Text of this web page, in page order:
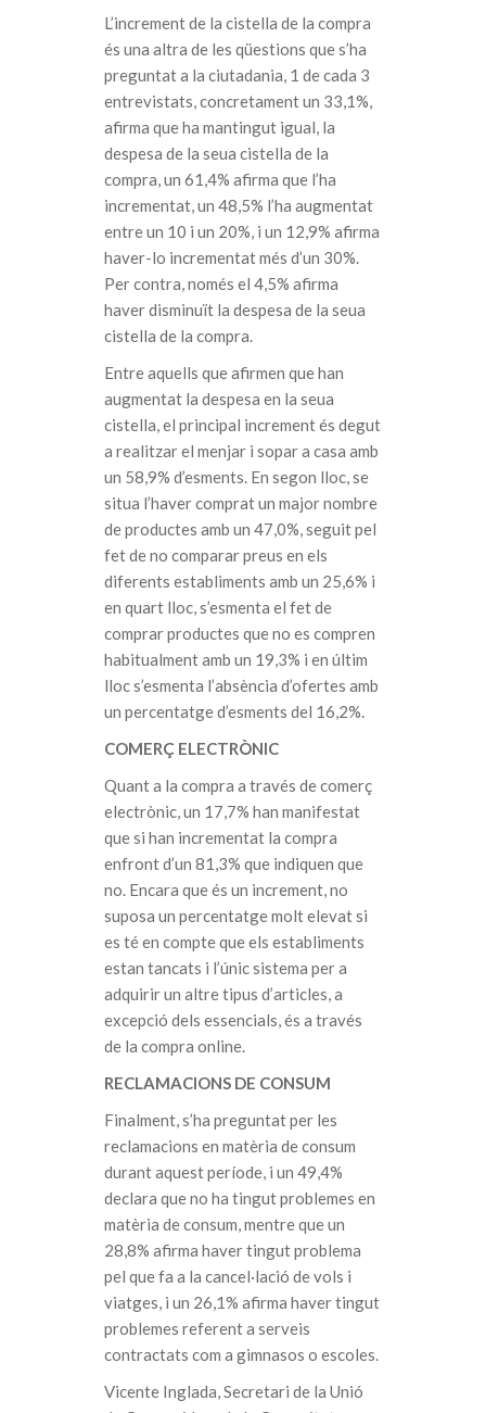
L’increment de la cistella de la compra
és una altra de les qüestions que s’ha
preguntat a la ciutadania, 1 de cada 3
entrevistats, concretament un 33,1%,
afirma que ha mantingut igual, la
despesa de la seua cistella de la
compra, un 61,4% afirma que l’ha
incrementat, un 48,5% l’ha augmentat
entre un 10 i un 20%, i un 12,9% afirma
haver-lo incrementat més d’un 30%.
Per contra, només el 4,5% afirma
haver disminuït la despesa de la seua
cistella de la compra.
Entre aquells que afirmen que han
augmentat la despesa en la seua
cistella, el principal increment és degut
a realitzar el menjar i sopar a casa amb
un 58,9% d’esments. En segon lloc, se
situa l’haver comprat un major nombre
de productes amb un 47,0%, seguit pel
fet de no comparar preus en els
diferents establiments amb un 25,6% i
en quart lloc, s’esmenta el fet de
comprar productes que no es compren
habitualment amb un 19,3% i en últim
lloc s’esmenta l’absència d’ofertes amb
un percentatge d’esments del 16,2%.
COMERÇ ELECTRÒNIC
Quant a la compra a través de comerç
electrònic, un 17,7% han manifestat
que si han incrementat la compra
enfront d’un 81,3% que indiquen que
no. Encara que és un increment, no
suposa un percentatge molt elevat si
es té en compte que els establiments
estan tancats i l’únic sistema per a
adquirir un altre tipus d’articles, a
excepció dels essencials, és a través
de la compra online.
RECLAMACIONS DE CONSUM
Finalment, s’ha preguntat per les
reclamacions en matèria de consum
durant aquest període, i un 49,4%
declara que no ha tingut problemes en
matèria de consum, mentre que un
28,8% afirma haver tingut problema
pel que fa a la cancel·lació de vols i
viatges, i un 26,1% afirma haver tingut
problemes referent a serveis
contractats com a gimnasos o escoles.
Vicente Inglada, Secretari de la Unió